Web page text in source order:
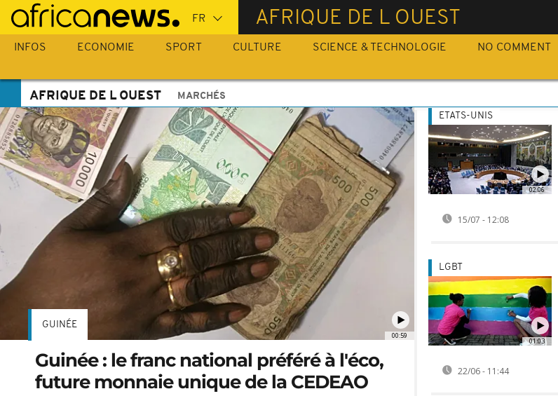
Passer
au
contenu
AFRIQUE DE L OUEST
INFOS ECONOMIE SPORT CULTURE SCIENCE & TECHNOLOGIE NO COMMENT
AFRIQUE DE L OUEST MARCHÉS
00:59
GUINÉE
Guinée : le franc national préféré à l'éco,
future monnaie unique de la CEDEAO
02:06
ETATS-UNIS
15/07 - 12:08
01:03
LGBT
22/06 - 11:44